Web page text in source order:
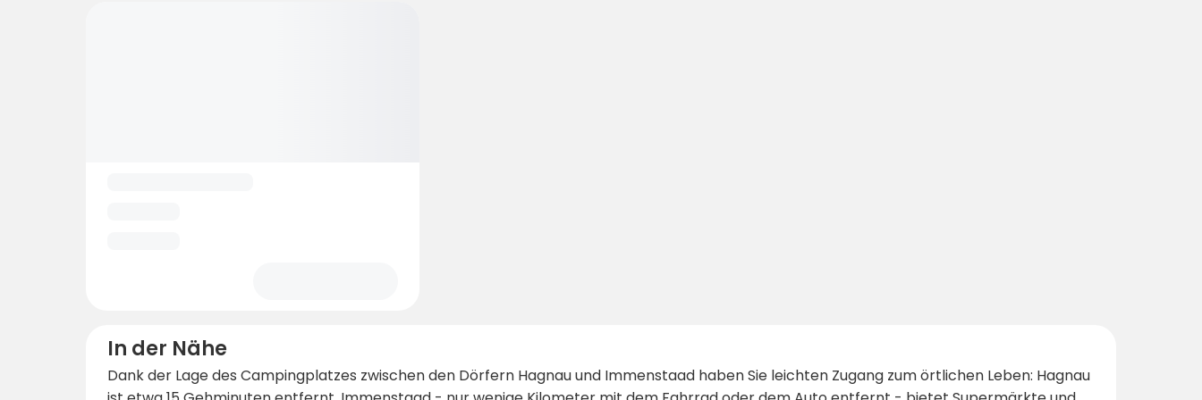
In der Nähe
Dank der Lage des Campingplatzes zwischen den Dörfern Hagnau und Immenstaad haben Sie leichten Zugang zum örtlichen Leben: Hagnau